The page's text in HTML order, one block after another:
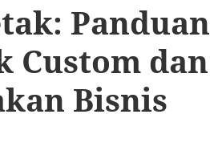
Panduan
Custom dan
Bisnis